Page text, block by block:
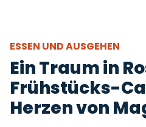
ESSEN UND AUSGEHEN
Ein Traum in
Frühstücks-
Herzen von